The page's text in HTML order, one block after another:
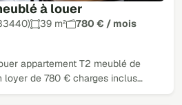
à louer
39 m²
780 € / mois
appartement T2 meublé de
loyer de 780 € charges inclus…